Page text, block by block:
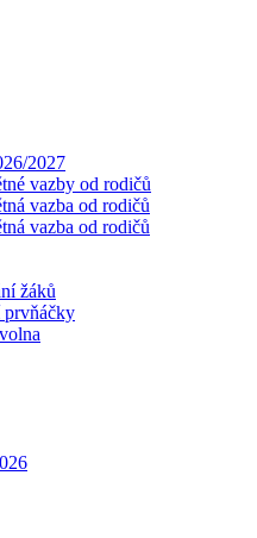
2027
vazby od rodičů
vazba od rodičů
vazba od rodičů
žáků
prvňáčky